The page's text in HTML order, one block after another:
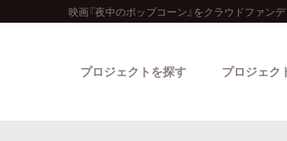
映画『夜中のポップコーン』をクラウドファンデ
プロジェクトを探す プロジェク